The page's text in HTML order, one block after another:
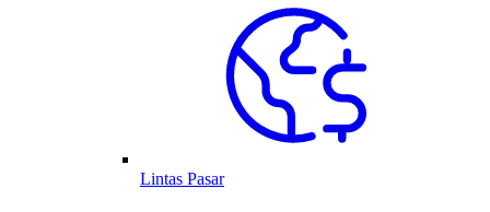
Lintas Pasar